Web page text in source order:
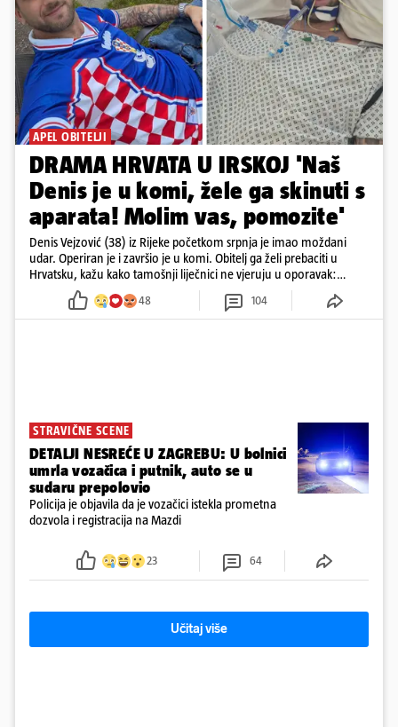
APEL OBITELJI
DRAMA HRVATA U IRSKOJ 'Naš
Denis je u komi, žele ga skinuti s
aparata! Molim vas, pomozite'
Denis Vejzović (38) iz Rijeke početkom srpnja je imao moždani
udar. Operiran je i završio je u komi. Obitelj ga želi prebaciti u
Hrvatsku, kažu kako tamošnji liječnici ne vjeruju u oporavak:
'Imamo 72 sata'
48 104
STRAVIČNE SCENE
DETALJI NESREĆE U ZAGREBU: U bolnici
umrla vozačica i putnik, auto se u
sudaru prepolovio
Policija je objavila da je vozačici istekla prometna
dozvola i registracija na Mazdi
23 64
Učitaj više